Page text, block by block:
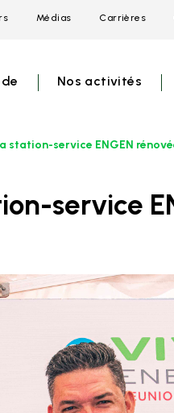
Médias Carrières
Nos activités
station-service ENGEN
service